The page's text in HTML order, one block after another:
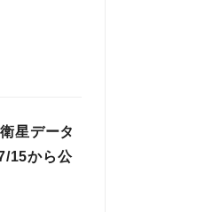
星データ
15から公